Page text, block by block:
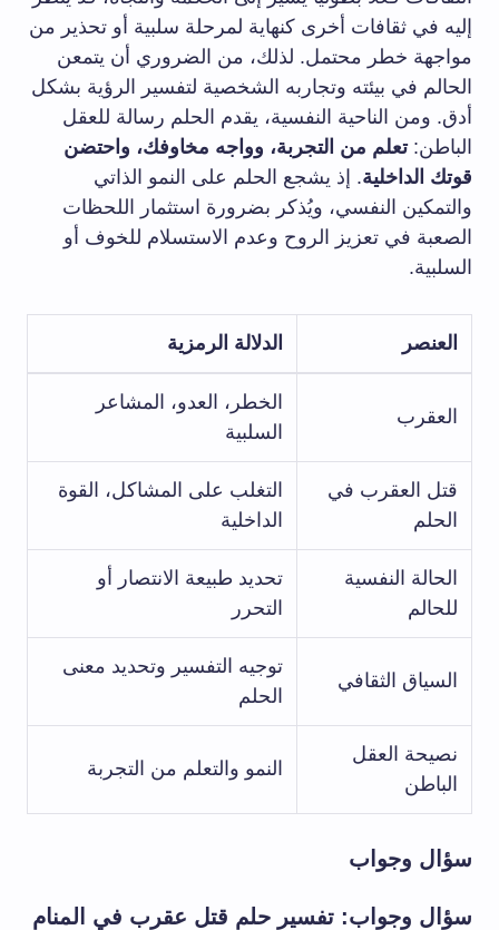
إليه في ثقافات أخرى كنهاية لمرحلة سلبية أو تحذير من
مواجهة خطر محتمل. لذلك، من الضروري أن يتمعن
الحالم في بيئته وتجاربه الشخصية لتفسير الرؤية بشكل
أدق. ومن الناحية النفسية، يقدم الحلم رسالة للعقل
الباطن:تعلم من التجربة، وواجه مخاوفك، واحتضن
قوتك الداخلية. إذ يشجع الحلم على النمو الذاتي
والتمكين النفسي، ويُذكر بضرورة استثمار اللحظات
الصعبة في تعزيز الروح وعدم الاستسلام للخوف أو
السلبية.
العنصر الدلالة الرمزية
العقرب
الخطر، العدو، المشاعر
السلبية
قتل العقرب في
الحلم
التغلب على المشاكل، القوة
الداخلية
الحالة النفسية
للحالم
تحديد طبيعة الانتصار أو
التحرر
السياق الثقافي
توجيه التفسير وتحديد معنى
الحلم
نصيحة العقل
الباطن
النمو والتعلم من التجربة
سؤال وجواب
سؤال وجواب: تفسير حلم قتل عقرب في المنام